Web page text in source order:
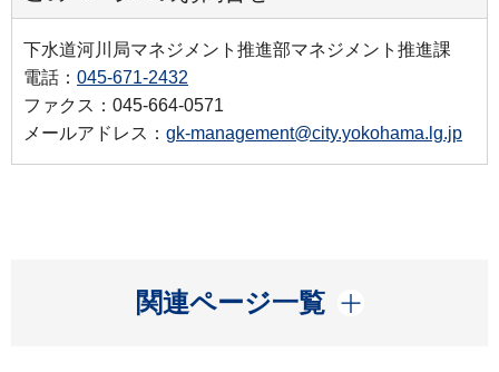
下水道河川局マネジメント推進部マネジメント推進課
電話： 045-671-2432
ファクス：045-664-0571
メールアドレス： gk-management@city.yokohama.lg.jp
関連ページ一覧
開く